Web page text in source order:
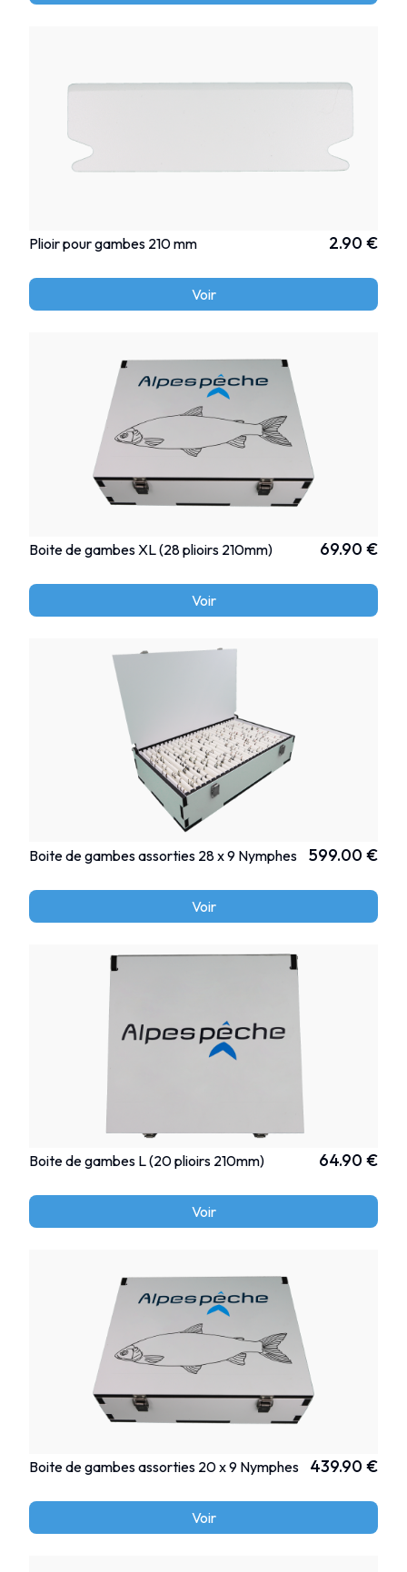
Plioir pour gambes 210 mm 2.90 €
Voir
Boite de gambes XL (28 plioirs 210mm) 69.90 €
Voir
Boite de gambes assorties 28 x 9 Nymphes 599.00 €
Voir
Boite de gambes L (20 plioirs 210mm) 64.90 €
Voir
Boite de gambes assorties 20 x 9 Nymphes 439.90 €
Voir